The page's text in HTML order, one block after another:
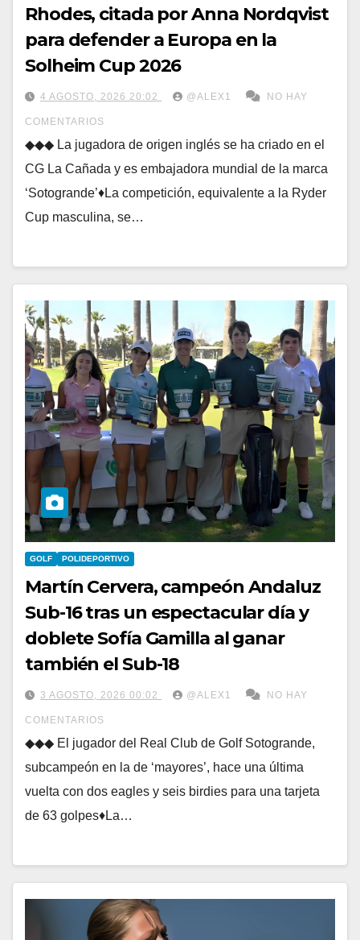
Rhodes, citada por Anna Nordqvist
para defender a Europa en la
Solheim Cup 2026
4 AGOSTO, 2026 20:02 @ALEX1 NO HAY
COMENTARIOS
◆◆◆ La jugadora de origen inglés se ha criado en el
CG La Cañada y es embajadora mundial de la marca
‘Sotogrande’♦La competición, equivalente a la Ryder
Cup masculina, se…
GOLF POLIDEPORTIVO
Martín Cervera, campeón Andaluz
Sub-16 tras un espectacular día y
doblete Sofía Gamilla al ganar
también el Sub-18
3 AGOSTO, 2026 00:02 @ALEX1 NO HAY
COMENTARIOS
◆◆◆ El jugador del Real Club de Golf Sotogrande,
subcampeón en la de ‘mayores’, hace una última
vuelta con dos eagles y seis birdies para una tarjeta
de 63 golpes♦La…